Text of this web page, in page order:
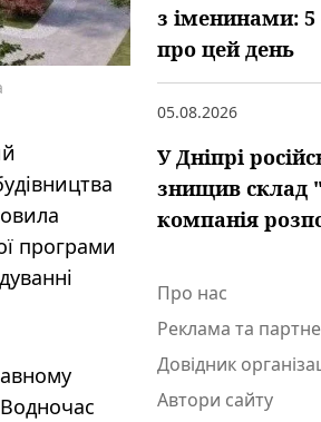
програми
з іменинами:
про цей день
05.08.2026
У Дніпрі
знищив склад
компанія
Про нас
Реклама та
Довідник
Автори сайту